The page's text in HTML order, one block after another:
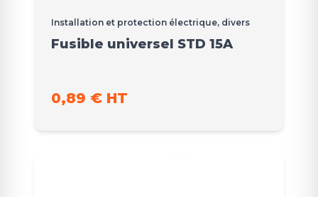
Installation et protection électrique, divers
Fusible universel STD 15A
0,89 € HT